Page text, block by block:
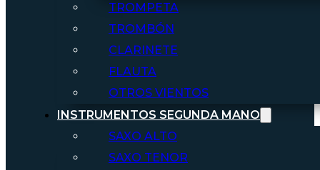
TROMPETA
TROMBÓN
CLARINETE
FLAUTA
OTROS VIENTOS
INSTRUMENTOS SEGUNDA MANO
SAXO ALTO
SAXO TENOR